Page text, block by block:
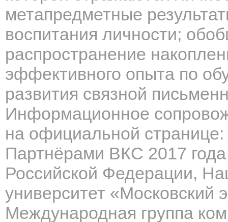
метапредметные
воспитания личности;
распространение
эффективного опыта по
развития связной
Информационное
на официальной странице:
Партнёрами ВКС 2017
Российской Федерации,
университет «Московский
Международная группа